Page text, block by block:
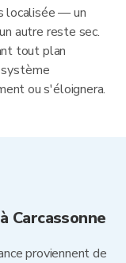
localisée — un
autre reste sec.
tout plan
ou s'éloignera.
Carcassonne
proviennent de